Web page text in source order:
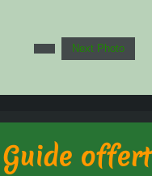
Next Photo
Guide